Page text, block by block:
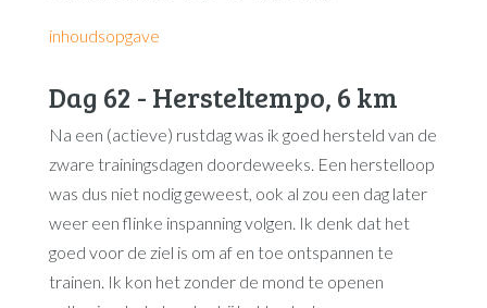
inhoudsopgave
Dag 62 - Hersteltempo, 6 km
Na een (actieve) rustdag was ik goed hersteld van de
zware trainingsdagen doordeweeks. Een herstelloop
was dus niet nodig geweest, ook al zou een dag later
weer een flinke inspanning volgen. Ik denk dat het
goed voor de ziel is om af en toe ontspannen te
trainen. Ik kon het zonder de mond te openen